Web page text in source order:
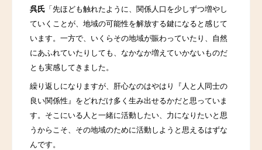
呉氏 「先ほども触れたように、関係人口を少しずつ増やし
ていくことが、地域の可能性を解放する鍵になると感じて
います。一方で、いくらその地域が賑わっていたり、自然
にあふれていたりしても、なかなか増えていかないものだ
とも実感してきました。
繰り返しになりますが、肝心なのはやはり『人と人同士の
良い関係性』をどれだけ多く生み出せるかだと思っていま
す。そこにいる人と一緒に活動したい、力になりたいと思
うからこそ、その地域のために活動しようと思えるはずな
んです。